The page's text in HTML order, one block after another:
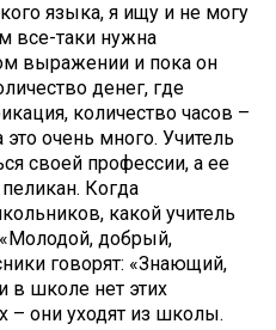
языка, я ищу и не могу
все-таки нужна
выражении и пока он
денег, где
количество часов –
очень много. Учитель
своей профессии, а ее
Когда
какой учитель
«Молодой, добрый,
говорят: «Знающий,
в школе нет этих
– они уходят из школы.